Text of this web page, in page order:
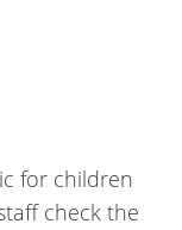
for children
check the